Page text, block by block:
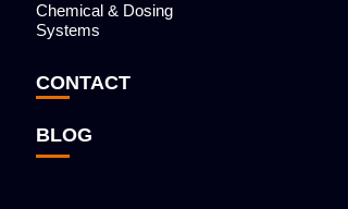
Chemical & Dosing
Systems
CONTACT
BLOG